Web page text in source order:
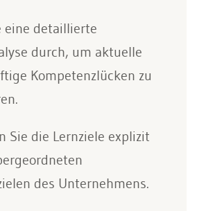
eine detaillierte
durch, um aktuelle
Kompetenzlücken zu
Sie die Lernziele explizit
des Unternehmens.